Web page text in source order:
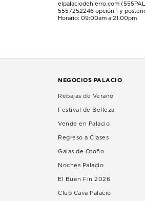
elpalaciodehierro.com
5557252246 opción 1 y
Horario: 09:00am a 21:00pm
NEGOCIOS PALACIO
Rebajas de Verano
Festival de Belleza
Vende en Palacio
Regreso a Clases
Galas de Otoño
Noches Palacio
El Buen Fin 2026
Club Cava Palacio